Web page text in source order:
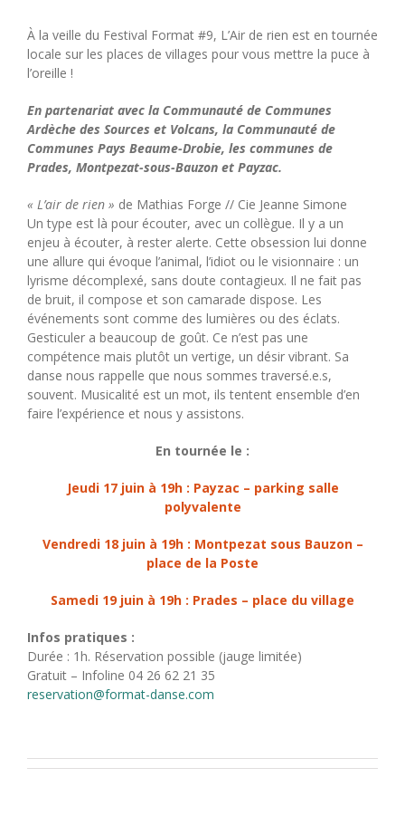
À la veille du Festival Format #9, L’Air de rien est en tournée
locale sur les places de villages pour vous mettre la puce à
l’oreille !
En partenariat avec la Communauté de Communes
Ardèche des Sources et Volcans, la Communauté de
Communes Pays Beaume-Drobie, les communes de
Prades, Montpezat-sous-Bauzon et Payzac.
« L’air de rien » de Mathias Forge // Cie Jeanne Simone
Un type est là pour écouter, avec un collègue. Il y a un
enjeu à écouter, à rester alerte. Cette obsession lui donne
une allure qui évoque l’animal, l’idiot ou le visionnaire : un
lyrisme décomplexé, sans doute contagieux. Il ne fait pas
de bruit, il compose et son camarade dispose. Les
événements sont comme des lumières ou des éclats.
Gesticuler a beaucoup de goût. Ce n’est pas une
compétence mais plutôt un vertige, un désir vibrant. Sa
danse nous rappelle que nous sommes traversé.e.s,
souvent. Musicalité est un mot, ils tentent ensemble d’en
faire l’expérience et nous y assistons.
En tournée le :
Jeudi 17 juin à 19h : Payzac – parking salle
polyvalente
Vendredi 18 juin à 19h : Montpezat sous Bauzon –
place de la Poste
Samedi 19 juin à 19h : Prades – place du village
Infos pratiques :
Durée : 1h. Réservation possible (jauge limitée)
Gratuit – Infoline 04 26 62 21 35
reservation@format-danse.com